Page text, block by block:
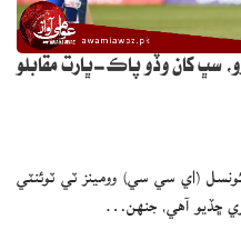
سڀ کان وڏو پاڪ-ڀارت مقابلو
(اي سي سي) وومينز ٽي ٽوئنٽي